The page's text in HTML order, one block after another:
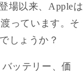
場以来、Appleは
っています。そ
しょうか？
ッテリー、価